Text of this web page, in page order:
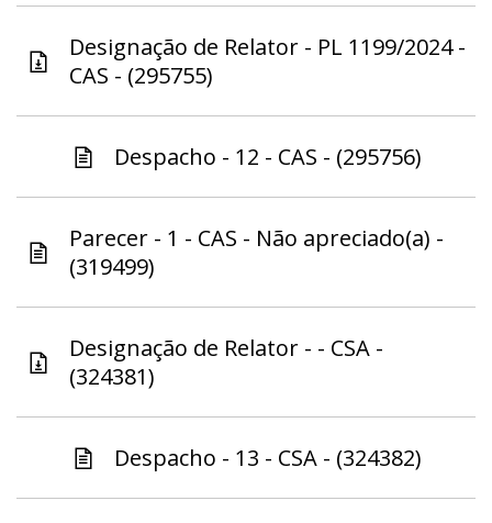
Designação de Relator - PL 1199/2024 -
CAS - (295755)
Despacho - 12 - CAS - (295756)
Parecer - 1 - CAS - Não apreciado(a) -
(319499)
Designação de Relator - - CSA -
(324381)
Despacho - 13 - CSA - (324382)